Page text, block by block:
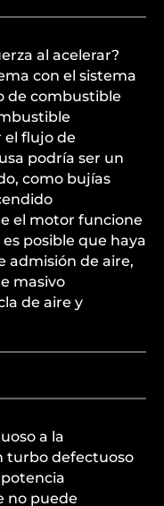
al acelerar?
con el sistema
de combustible
flujo de
podría ser un
como bujías
el motor funcione
posible que haya
admisión de aire,
masivo
de aire y
a la
turbo defectuoso
no puede